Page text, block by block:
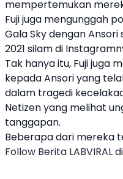
mempertemukan
Fuji juga mengunggah
Gala Skydengan
2021 silam di
Tak hanya itu, Fuji juga
kepada Ansori yang
dalam tragedi
Netizen yang melihat
tanggapan.
Beberapa dari mereka
Follow Berita LABVIRAL di